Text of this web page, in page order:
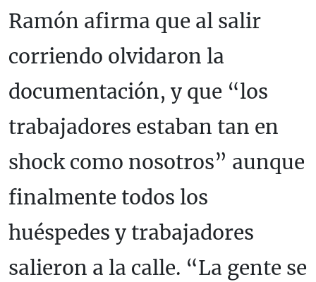
Ramón afirma que al salir
corriendo olvidaron la
documentación, y que “los
trabajadores estaban tan en
shock como nosotros” aunque
finalmente todos los
huéspedes y trabajadores
salieron a la calle. “La gente se